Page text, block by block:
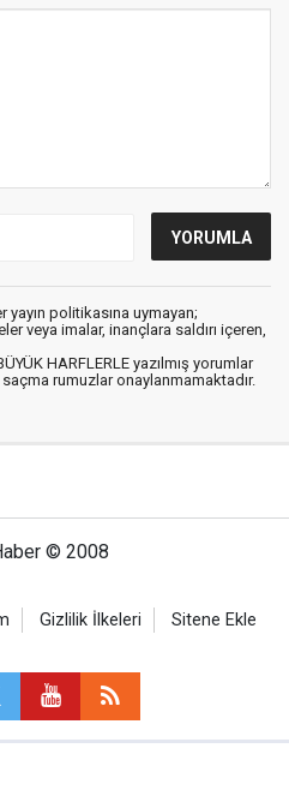
yayın politikasına uymayan;
veya imalar, inançlara saldırı içeren,
HARFLERLE yazılmış yorumlar
saçma rumuzlar onaylanmamaktadır.
© 2008
Gizlilik İlkeleri Sitene Ekle